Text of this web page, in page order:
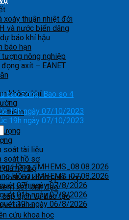
xoáy thuận nhiệt đới
và nước biển dâng
báo khí hậu
báo hạn
nông nghiệp
axít – EANET
không khí
thám
soát tài liệu
soát hồ sơ
giá nội bộ
soát sự không phù hợp
xét lãnh đạo
cấp dịch vụ đào tạo
tiến sĩ
cứu khoa học
bao Song_Bao so 4
13h ngày 07/10/2023
19h ngày 07/10/2023
Hồng_IMHEMS_08.08.2026
Hồng_IMHEMS_07.08.2026
07h ngày 07/8/2026
01h ngày 07/8/2026
19h ngày 06/8/2026